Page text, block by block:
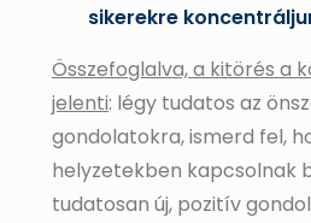
sikerekre
Összefoglalva, a kitörés a
jelenti: légy tudatos az
gondolatokra, ismerd fel,
helyzetekben kapcsolnak
tudatosan új, pozitív